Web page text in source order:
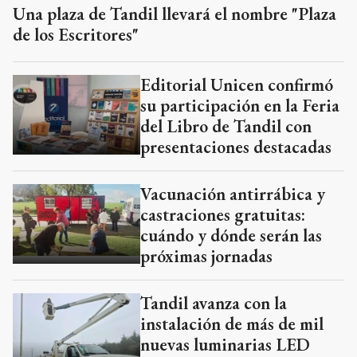
Una plaza de Tandil llevará el nombre "Plaza
de los Escritores"
Editorial Unicen confirmó
su participación en la Feria
del Libro de Tandil con
presentaciones destacadas
Vacunación antirrábica y
castraciones gratuitas:
cuándo y dónde serán las
próximas jornadas
Tandil avanza con la
instalación de más de mil
nuevas luminarias LED